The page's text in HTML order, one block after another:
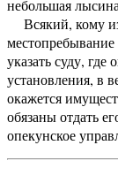
небольшая
Всякий, кому
указать суду, где
установления, в
окажется
обязаны отдать
опекунское